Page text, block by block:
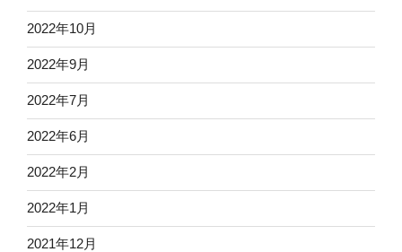
2022年10月
2022年9月
2022年7月
2022年6月
2022年2月
2022年1月
2021年12月